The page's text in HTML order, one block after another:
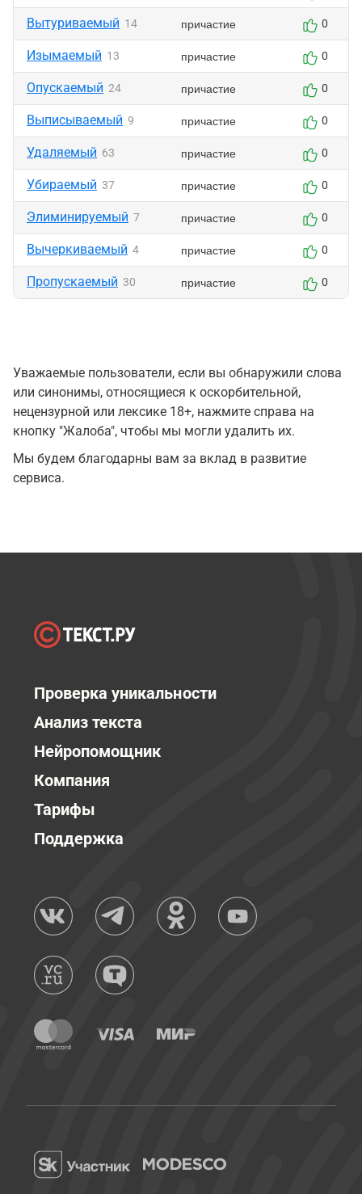
Вытуриваемый 14 причастие 0
Изымаемый 13 причастие 0
Опускаемый 24 причастие 0
Выписываемый 9 причастие 0
Удаляемый 63 причастие 0
Убираемый 37 причастие 0
Элиминируемый 7 причастие 0
Вычеркиваемый 4 причастие 0
Пропускаемый 30 причастие 0
Уважаемые пользователи, если вы обнаружили слова
или синонимы, относящиеся к оскорбительной,
нецензурной или лексике 18+, нажмите справа на
кнопку "Жалоба", чтобы мы могли удалить их.
Мы будем благодарны вам за вклад в развитие
сервиса.
Проверка уникальности
Анализ текста
Нейропомощник
Компания
Тарифы
Поддержка